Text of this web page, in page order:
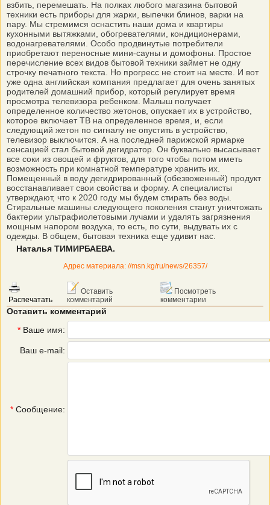
взбить, перемешать. На полках любого магазина бытовой
техники есть приборы для жарки, выпечки блинов, варки на
пару. Мы стремимся оснастить наши дома и квартиры
кухонными вытяжками, обогревателями, кондиционерами,
водонагревателями. Особо продвинутые потребители
приобретают переносные мини-сауны и домофоны. Простое
перечисление всех видов бытовой техники займет не одну
строчку печатного текста. Но прогресс не стоит на месте. И вот
уже одна английская компания предлагает для очень занятых
родителей домашний прибор, который регулирует время
просмотра телевизора ребенком. Малыш получает
определенное количество жетонов, опускает их в устройство,
которое включает ТВ на определенное время, и, если
следующий жетон по сигналу не опустить в устройство,
телевизор выключится. А на последней парижской ярмарке
сенсацией стал бытовой дегидратор. Он буквально высасывает
все соки из овощей и фруктов, для того чтобы потом иметь
возможность при комнатной температуре хранить их.
Помещенный в воду дегидрированный (обезвоженный) продукт
восстанавливает свои свойства и форму. А специалисты
утверждают, что к 2020 году мы будем стирать без воды.
Стиральные машины следующего поколения станут уничтожать
бактерии ультрафиолетовыми лучами и удалять загрязнения
мощным напором воздуха, то есть, по сути, выдувать их с
одежды. В общем, бытовая техника еще удивит нас.
Наталья ТИМИРБАЕВА.
Адрес материала: //msn.kg/ru/news/26357/
Распечатать
Оставить
комментарий
Посмотреть
комментарии
Оставить комментарий
* Ваше имя:
Ваш e-mail:
* Сообщение: